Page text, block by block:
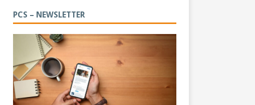
PCS – NEWSLETTER